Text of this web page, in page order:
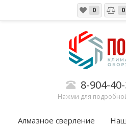
0 0
8-904-
Нажми для
Алмазное сверление